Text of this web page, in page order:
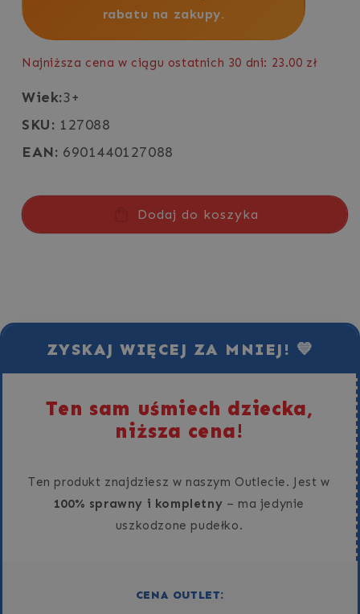
rabatu na zakupy.
Najniższa cena w ciągu ostatnich 30 dni: 23.00 zł
Wiek:3+
SKU: 127088
EAN: 6901440127088
ilość
WRÓŻKA
100
elementów
Zwiększ
ilość
WRÓŻKA
100
elementów
Dodaj do koszyka
ZYSKAJ WIĘCEJ ZA MNIEJ! 💙
Ten sam uśmiech dziecka,
niższa cena!
Ten produkt znajdziesz w naszym Outlecie. Jest w
100% sprawny i kompletny – ma jedynie
uszkodzone pudełko.
CENA OUTLET: